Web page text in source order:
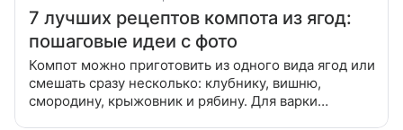
7 лучших рецептов компота из ягод:
пошаговые идеи с фото
Компот можно приготовить из одного вида ягод или
смешать сразу несколько: клубнику, вишню,
смородину, крыжовник и рябину. Для варки